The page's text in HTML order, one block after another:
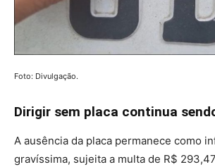
Foto: Divulgação.
Dirigir sem placa continua
A ausência da placa permanece como
gravíssima, sujeita a multa de R$